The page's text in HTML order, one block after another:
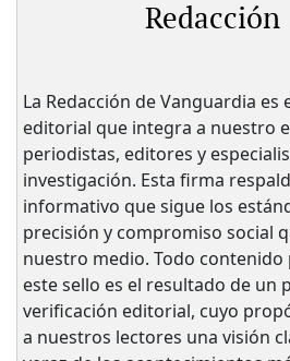
Redacción
La Redacción de Vanguardia es
editorial que integra a nuestro
periodistas, editores y
investigación. Esta firma
informativo que sigue los
precisión y compromiso social
nuestro medio. Todo contenido
este sello es el resultado de un
verificación editorial, cuyo
a nuestros lectores una visión